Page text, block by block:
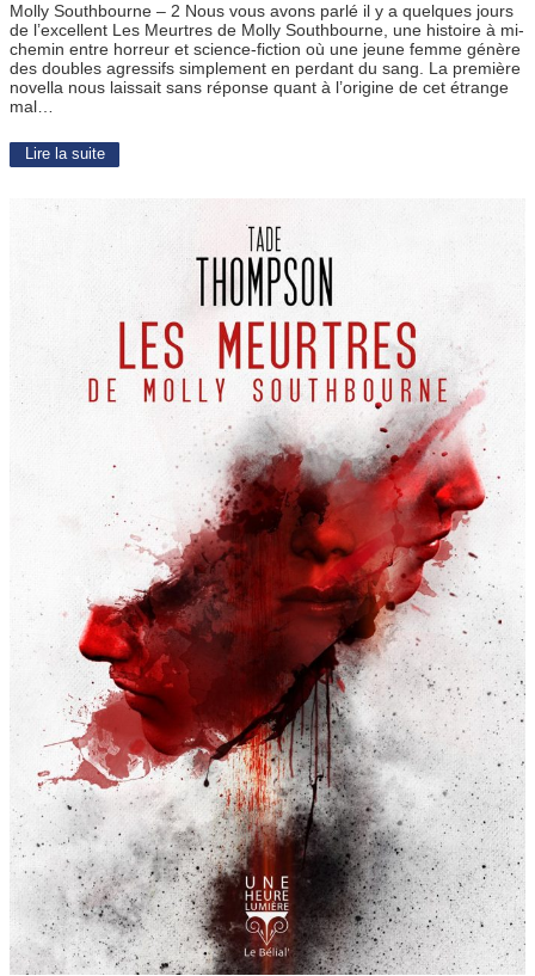
Molly Southbourne – 2 Nous vous avons parlé il y a quelques jours
de l’excellent Les Meurtres de Molly Southbourne, une histoire à mi-
chemin entre horreur et science-fiction où une jeune femme génère
des doubles agressifs simplement en perdant du sang. La première
novella nous laissait sans réponse quant à l’origine de cet étrange
mal…
Lire la suite